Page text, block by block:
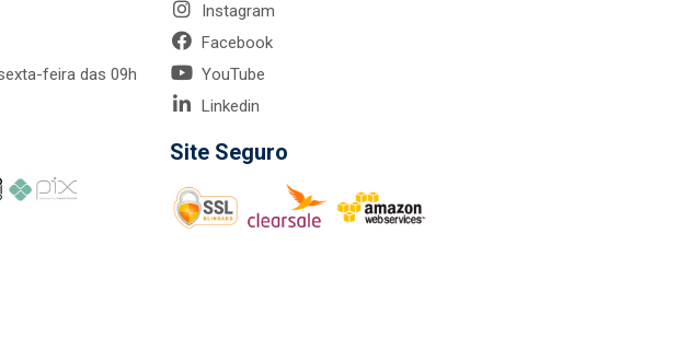
feira das 09h
Instagram
Facebook
YouTube
Linkedin
Site Seguro